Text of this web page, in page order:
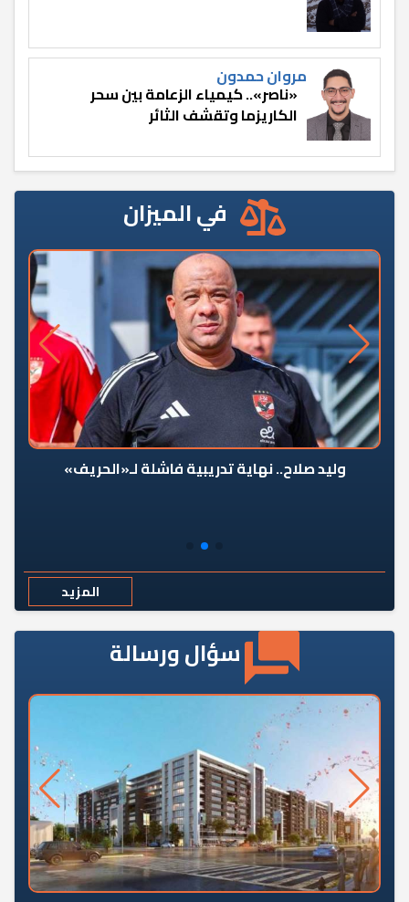
مروان حمدون
«ناصر».. كيمياء الزعامة بين سحر
الكاريزما وتقشف الثائر
في الميزان
وليد صلاح.. نهاية تدريبية فاشلة لـ«الحريف»
المزيد
سؤال ورسالة